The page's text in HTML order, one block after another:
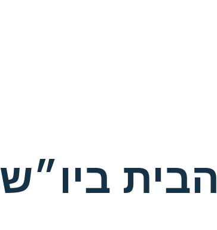
הבית ביו״ש